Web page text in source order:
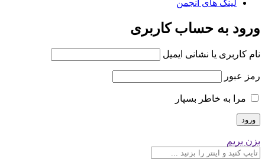
لینک های انجمن
ورود به حساب کاربری
نام کاربری یا نشانی ایمیل
رمز عبور
مرا به خاطر بسپار
بزن بریم